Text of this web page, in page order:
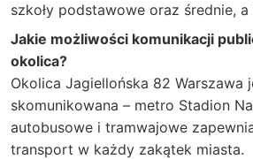
szkoły podstawowe oraz średnie,
Jakie możliwości komunikacji
okolica?
Okolica Jagiellońska 82 Warszawa
skomunikowana – metro Stadion
autobusowe i tramwajowe
transport w każdy zakątek miasta.